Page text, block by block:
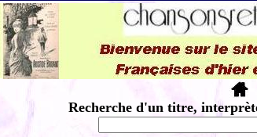
Recherche d'un titre,